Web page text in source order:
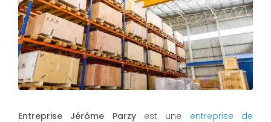
Entreprise Jérôme Parzyest une entreprise de